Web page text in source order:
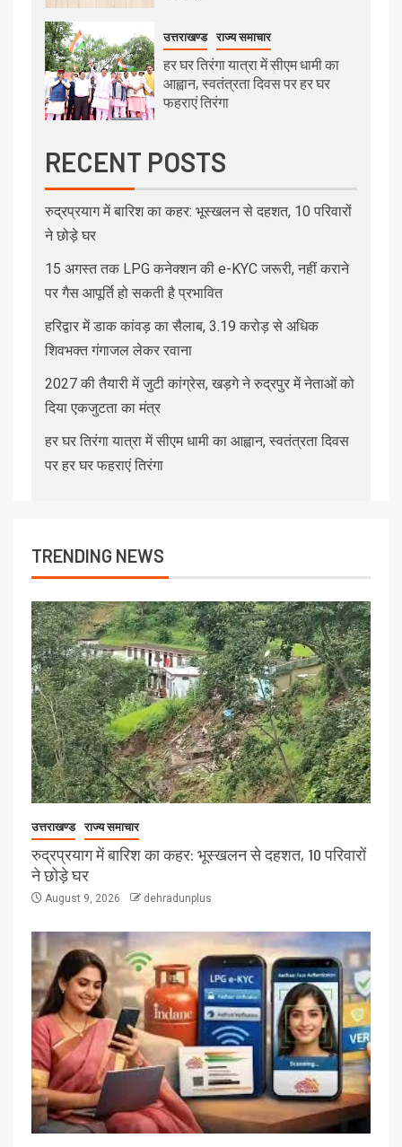
उत्तराखण्ड राज्य समाचार
हर घर तिरंगा यात्रा में सीएम धामी का
आह्वान, स्वतंत्रता दिवस पर हर घर
फहराएं तिरंगा
RECENT POSTS
रुद्रप्रयाग में बारिश का कहर: भूस्खलन से दहशत, 10 परिवारों
ने छोड़े घर
15 अगस्त तक LPG कनेक्शन की e-KYC जरूरी, नहीं कराने
पर गैस आपूर्ति हो सकती है प्रभावित
हरिद्वार में डाक कांवड़ का सैलाब, 3.19 करोड़ से अधिक
शिवभक्त गंगाजल लेकर रवाना
2027 की तैयारी में जुटी कांग्रेस, खड़गे ने रुद्रपुर में नेताओं को
दिया एकजुटता का मंत्र
हर घर तिरंगा यात्रा में सीएम धामी का आह्वान, स्वतंत्रता दिवस
पर हर घर फहराएं तिरंगा
TRENDING NEWS
उत्तराखण्ड राज्य समाचार
रुद्रप्रयाग में बारिश का कहर: भूस्खलन से दहशत, 10 परिवारों
ने छोड़े घर
August 9, 2026 dehradunplus